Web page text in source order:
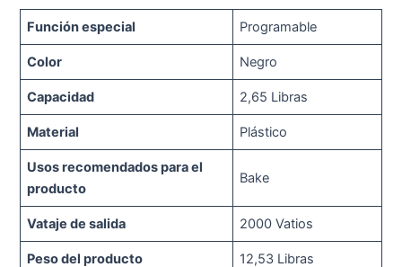
Función especial Programable
Color Negro
Capacidad 2,65 Libras
Material Plástico
Usos recomendados para el
producto
Bake
Vataje de salida 2000 Vatios
Peso del producto 12,53 Libras